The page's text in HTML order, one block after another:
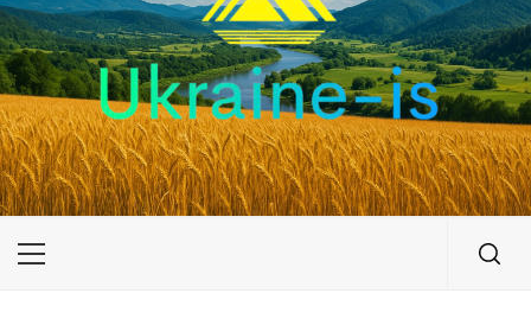
UKRAINE-IS
ПОДОРОЖI ПО УКРАЇНІ
Primary